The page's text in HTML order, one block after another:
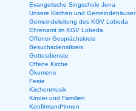
Evangelische Singschule Jena
Unsere Kirchen und Gemeindehäuser
Gemeindeleitung des KGV Lobeda
Ehrenamt im KGV Lobeda
Offener Gesprächskreis
Besuchsdienstkreis
Gottesdienste
Offene Kirche
Ökumene
Feste
Kirchenmusik
Kinder und Familien
Konfirmand*innen